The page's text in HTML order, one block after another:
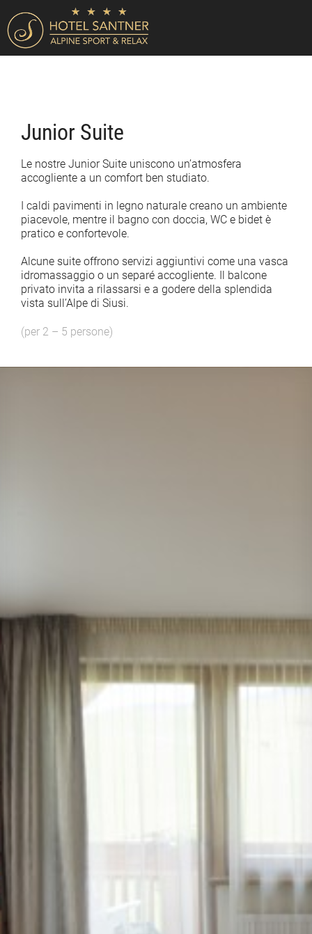
Junior Suite
Le nostre Junior Suite uniscono un’atmosfera
accogliente a un comfort ben studiato.
I caldi pavimenti in legno naturale creano un ambiente
piacevole, mentre il bagno con doccia, WC e bidet è
pratico e confortevole.
Alcune suite offrono servizi aggiuntivi come una vasca
idromassaggio o un separé accogliente. Il balcone
privato invita a rilassarsi e a godere della splendida
vista sull’Alpe di Siusi.
(per 2 – 5 persone)